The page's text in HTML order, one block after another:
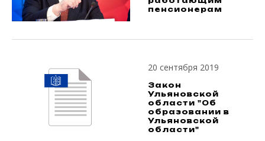
пенсионерам
20 сентября 2019
Закон
Ульяновской
области "Об
образовании в
Ульяновской
области"